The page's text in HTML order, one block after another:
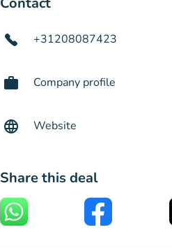
+31208087423
Company profile
Website
Share this deal